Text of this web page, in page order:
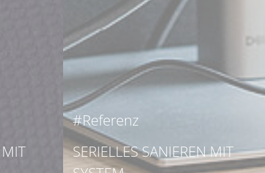
#Referenz
SERIELLES SANIEREN MIT